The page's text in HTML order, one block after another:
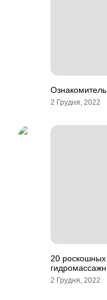
2 Грудня, 2022
20
2 Грудня, 2022